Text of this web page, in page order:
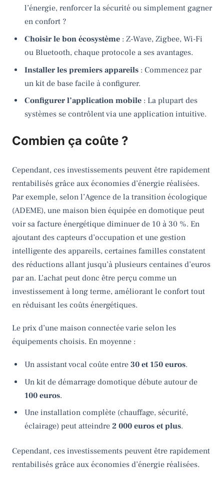
l’énergie, renforcer la sécurité ou simplement gagner
en confort ?
Choisir le bon écosystème: Z-Wave, Zigbee, Wi-Fi
ou Bluetooth, chaque protocole a ses avantages.
Installer les premiers appareils: Commencez par
un kit de base facile à configurer.
Configurer l’application mobile: La plupart des
systèmes se contrôlent via une application intuitive.
Combien ça coûte ?
Cependant, ces investissements peuvent être rapidement
rentabilisés grâce aux économies d’énergie réalisées.
Par exemple, selon l’Agence de la transition écologique
(ADEME), une maison bien équipée en domotique peut
voir sa facture énergétique diminuer de 10 à 30 %. En
ajoutant des capteurs d’occupation et une gestion
intelligente des appareils, certaines familles constatent
des réductions allant jusqu’à plusieurs centaines d’euros
par an. L’achat peut donc être perçu comme un
investissement à long terme, améliorant le confort tout
en réduisant les coûts énergétiques.
Le prix d’une maison connectée varie selon les
équipements choisis. En moyenne :
Un assistant vocal coûte entre 30 et 150 euros.
Un kit de démarrage domotique débute autour de
100 euros.
Une installation complète (chauffage, sécurité,
éclairage) peut atteindre 2 000 euros et plus.
Cependant, ces investissements peuvent être rapidement
rentabilisés grâce aux économies d’énergie réalisées.